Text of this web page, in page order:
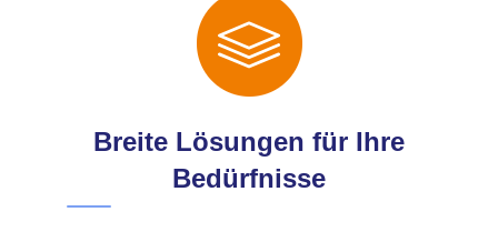
Breite Lösungen für Ihre
Bedürfnisse